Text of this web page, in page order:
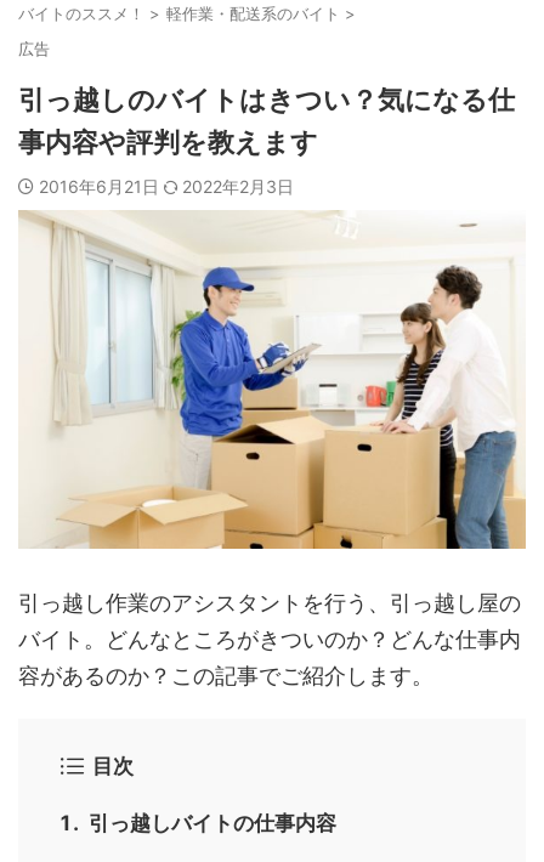
バイトのススメ！ > 軽作業・配送系のバイト >
広告
引っ越しのバイトはきつい？気になる仕
事内容や評判を教えます
2016年6月21日 2022年2月3日
引っ越し作業のアシスタントを行う、引っ越し屋の
バイト。どんなところがきついのか？どんな仕事内
容があるのか？この記事でご紹介します。
目次
引っ越しバイトの仕事内容